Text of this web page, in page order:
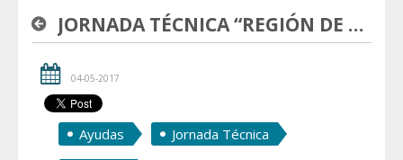
JORNADA TÉCNICA “REGIÓN DE MURCIA. TERRAZAS SOSTENIBLES ENERGETICAMENTE”
04-05-2017
Ayudas Jornada Técnica